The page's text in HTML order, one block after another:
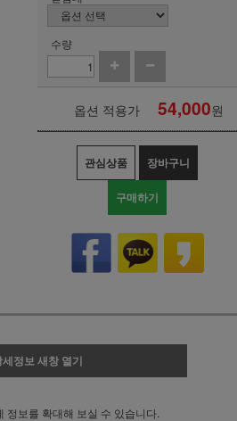
수량
옵션 적용가 54,000원
관심상품 장바구니
구매하기
정보 새창 열기
정보를 확대해 보실 수 있습니다.